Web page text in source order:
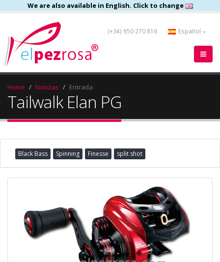
We are also available in English. Click to change
(+34) 950 270 816 Español
Home Noticias Entrada
Tailwalk Elan PG
Black Bass Spinning Finesse split shot